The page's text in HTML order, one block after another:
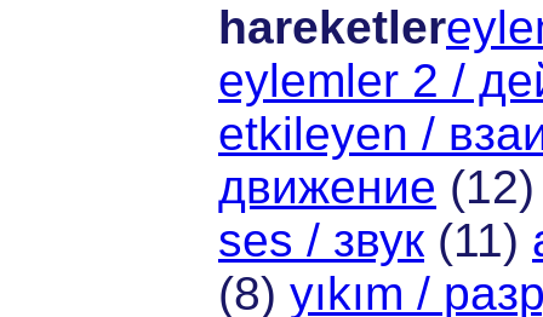
hareketler
eylemler 2 /
etkileyen /
движение
ses / звук (11)
(8) yıkım /